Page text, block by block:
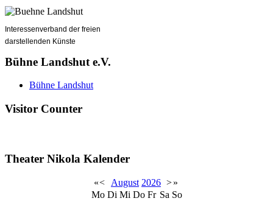
Interessenverband der freien
darstellenden Künste
Bühne Landshut e.V.
Bühne Landshut
Visitor Counter
Theater Nikola Kalender
«< August 2026 >»
Mo Di Mi Do Fr Sa So